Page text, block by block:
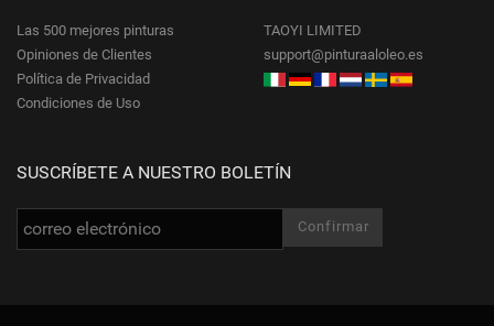
Las 500 mejores pinturas
Opiniones de Clientes
Política de Privacidad
Condiciones de Uso
TAOYI LIMITED
support@pinturaaloleo.es
SUSCRÍBETE A NUESTRO BOLETÍN